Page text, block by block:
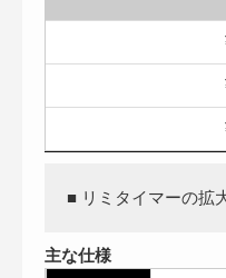
■ リミタイマーの拡
主な仕様